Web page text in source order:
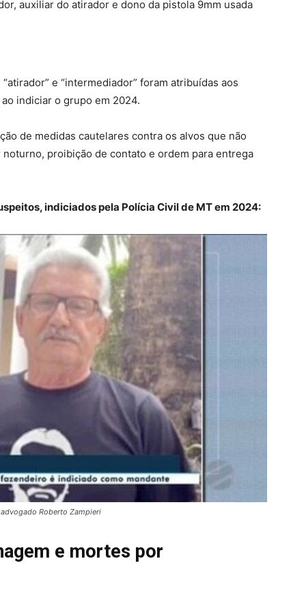
auxiliar do atirador e dono da pistola 9mm usada
e “intermediador” foram atribuídas aos
indiciar o grupo em 2024.
de medidas cautelares contra os alvos que não
proibição de contato e ordem para entrega
indiciados pela Polícia Civil de MT em 2024:
Roberto Zampieri
e mortes por